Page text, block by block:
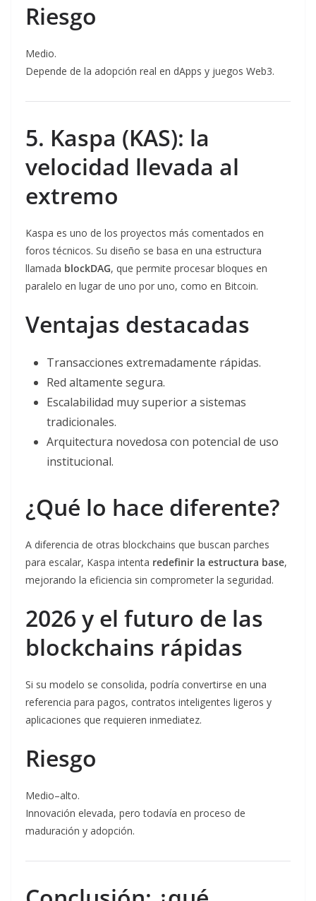
Riesgo
Medio.
Depende de la adopción real en dApps y juegos Web3.
5. Kaspa (KAS): la
velocidad llevada al
extremo
Kaspa es uno de los proyectos más comentados en
foros técnicos. Su diseño se basa en una estructura
llamada blockDAG, que permite procesar bloques en
paralelo en lugar de uno por uno, como en Bitcoin.
Ventajas destacadas
Transacciones extremadamente rápidas.
Red altamente segura.
Escalabilidad muy superior a sistemas
tradicionales.
Arquitectura novedosa con potencial de uso
institucional.
¿Qué lo hace diferente?
A diferencia de otras blockchains que buscan parches
para escalar, Kaspa intenta redefinir la estructura base,
mejorando la eficiencia sin comprometer la seguridad.
2026 y el futuro de las
blockchains rápidas
Si su modelo se consolida, podría convertirse en una
referencia para pagos, contratos inteligentes ligeros y
aplicaciones que requieren inmediatez.
Riesgo
Medio–alto.
Innovación elevada, pero todavía en proceso de
maduración y adopción.